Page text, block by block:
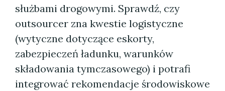
służbami drogowymi. Sprawdź, czy
outsourcer zna kwestie logistyczne
(wytyczne dotyczące eskorty,
zabezpieczeń ładunku, warunków
składowania tymczasowego) i potrafi
integrować rekomendacje środowiskowe